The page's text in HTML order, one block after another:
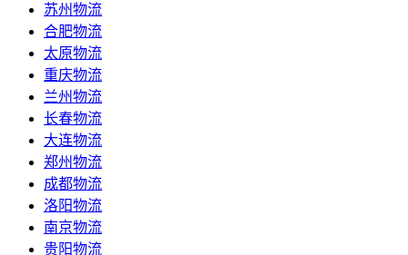
苏州物流
合肥物流
太原物流
重庆物流
兰州物流
长春物流
大连物流
郑州物流
成都物流
洛阳物流
南京物流
贵阳物流